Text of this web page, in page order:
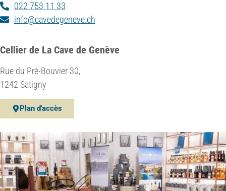
022 753 11 33
info@cavedegeneve.ch
Cellier de La Cave de Genève
Rue du Pré-Bouvier 30,
1242 Satigny
Plan d'accès